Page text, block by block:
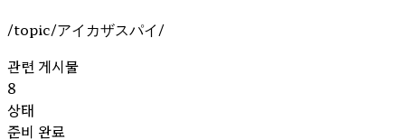
/topic/アイカザスパイ/
관련 게시물
8
상태
준비 완료